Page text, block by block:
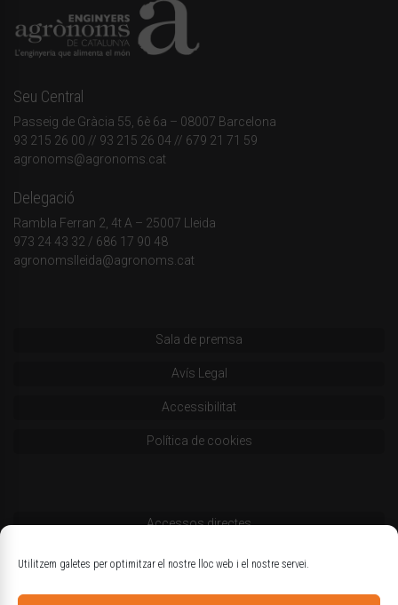
Utilitzem galetes per optimitzar el nostre lloc web i el nostre servei.
Seu Central
Passeig de Gràcia 55, 6è 6a – 08007 Barcelona
93 215 26 00 // 93 215 26 04 // 679 21 71 59
agronoms@agronoms.cat
Delegació
Rambla Ferran 2, 4t A – 25007 Lleida
973 24 43 32 / 686 17 90 48
agronomslleida@agronoms.cat
Sala de premsa
Avís Legal
Accessibilitat
Política de cookies
Accessos directes
Codi deontològic